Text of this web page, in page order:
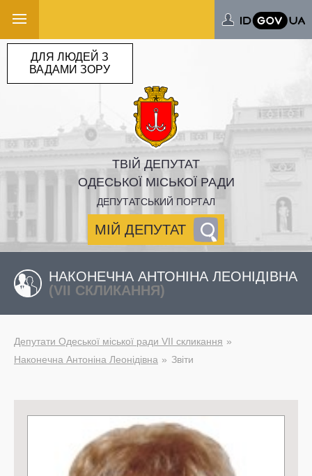
ТВІЙ ДЕПУТАТ
ОДЕСЬКОЇ МІСЬКОЇ РАДИ
ДЕПУТАТСЬКИЙ ПОРТАЛ
МІЙ ДЕПУТАТ
ДЛЯ ЛЮДЕЙ З
ВАДАМИ ЗОРУ
НАКОНЕЧНА АНТОНІНА ЛЕОНІДІВНА
(VII СКЛИКАННЯ)
Депутати Одеської міської ради VII скликання
Наконечна Антоніна Леонідівна
Звіти